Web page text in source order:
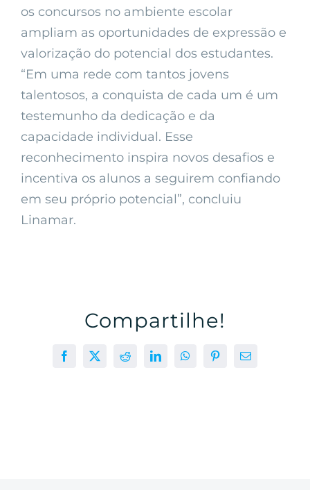
os concursos no ambiente escolar
ampliam as oportunidades de expressão e
valorização do potencial dos estudantes.
“Em uma rede com tantos jovens
talentosos, a conquista de cada um é um
testemunho da dedicação e da
capacidade individual. Esse
reconhecimento inspira novos desafios e
incentiva os alunos a seguirem confiando
em seu próprio potencial”, concluiu
Linamar.
Compartilhe!
Facebook
X RedditLinkedInWhatsAppPinterest
E-